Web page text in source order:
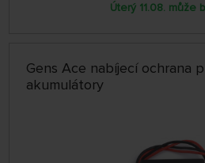
Úterý 11.08. může
Gens Ace nabíjecí ochrana
akumulátory